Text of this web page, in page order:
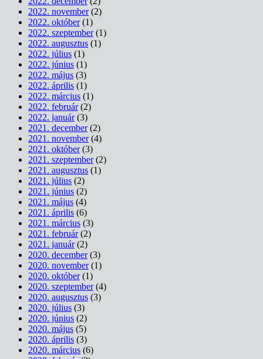
2022. november(2)
2022. október(1)
2022. szeptember(1)
2022. augusztus (1)
2022. július (1)
2022. június (1)
2022. május (3)
2022. április (1)
2022. március (1)
2022. február(2)
2022. január(3)
2021. december(2)
2021. november(4)
2021. október(3)
2021. szeptember(2)
2021. augusztus (1)
2021. július (2)
2021. június (2)
2021. május (4)
2021. április (6)
2021. március (3)
2021. február(2)
2021. január(2)
2020. december(3)
2020. november(1)
2020. október(1)
2020. szeptember(4)
2020. augusztus (3)
2020. július (3)
2020. június (2)
2020. május (5)
2020. április (3)
2020. március (6)